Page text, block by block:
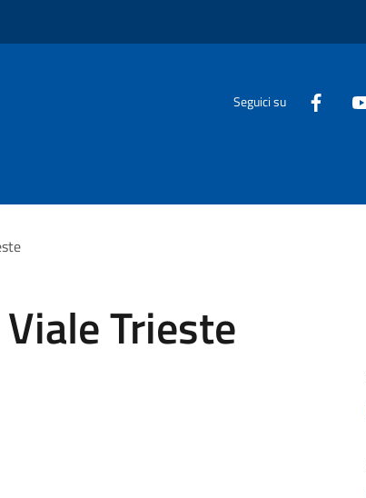
Seguici su
Trieste